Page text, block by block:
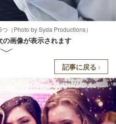
（Photo by Syda Productions）
の画像が表示されます
記事に戻る